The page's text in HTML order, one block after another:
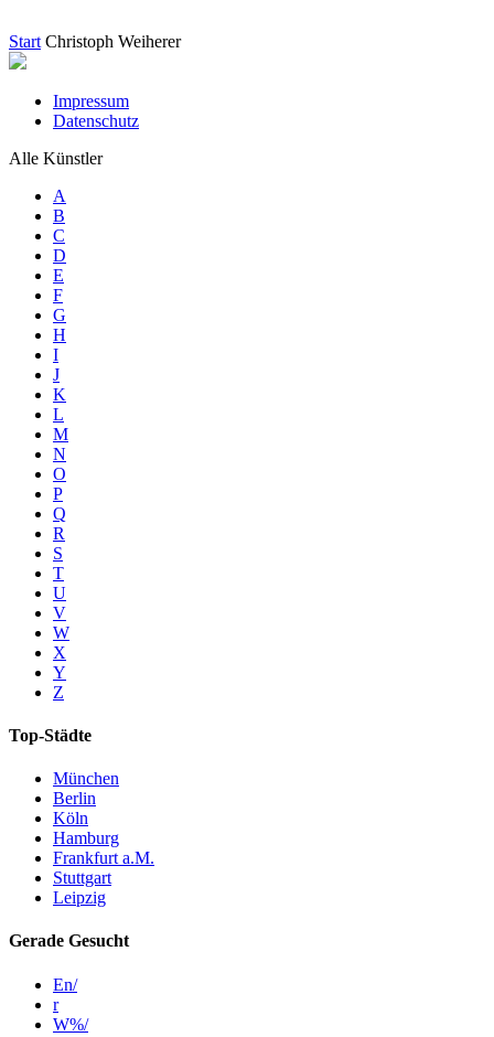
Start Christoph Weiherer
Impressum
Datenschutz
Alle Künstler
A
B
C
D
E
F
G
H
I
J
K
L
M
N
O
P
Q
R
S
T
U
V
W
X
Y
Z
Top-Städte
München
Berlin
Köln
Hamburg
Frankfurt a.M.
Stuttgart
Leipzig
Gerade Gesucht
En/
r
W%/